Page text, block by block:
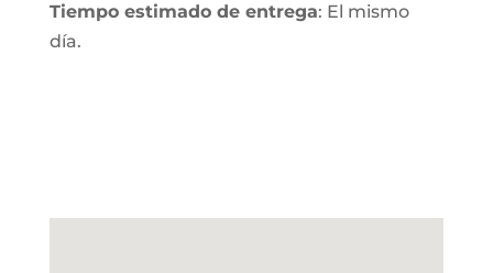
Tiempo estimado de entrega: El mismo
día.